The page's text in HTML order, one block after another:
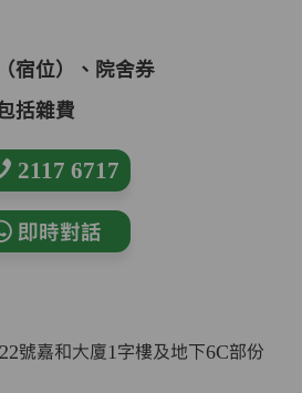
宿位）、院舍券
括雜費
2117 6717
即時對話
號嘉和大廈1字樓及地下6C部份